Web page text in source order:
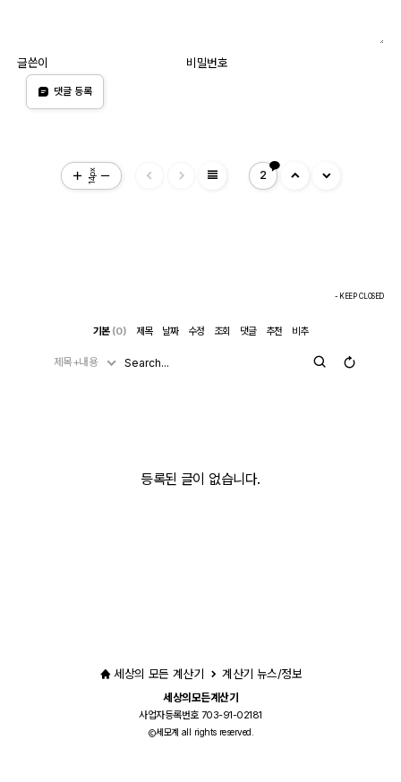
글쓴이 비밀번호
댓글 등록
14px view_headline 2
- KEEP CLOSED
기본 (0) 제목 날짜 수정 조회 댓글 추천 비추
제목+내용
등록된 글이 없습니다.
세상의 모든 계산기 계산기 뉴스/정보
세상의모든계산기
사업자등록번호 703-91-02181
세모계 all rights reserved.